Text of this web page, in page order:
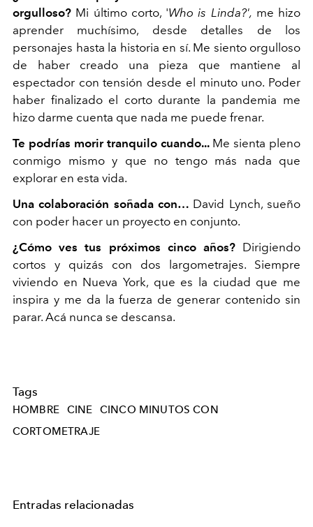
orgulloso? Mi último corto, 'Who is Linda?', me hizo
aprender muchísimo, desde detalles de los
personajes hasta la historia en sí. Me siento orgulloso
de haber creado una pieza que mantiene al
espectador con tensión desde el minuto uno. Poder
haber finalizado el corto durante la pandemia me
hizo darme cuenta que nada me puede frenar.
Te podrías morir tranquilo cuando... Me sienta pleno
conmigo mismo y que no tengo más nada que
explorar en esta vida.
Una colaboración soñada con… David Lynch, sueño
con poder hacer un proyecto en conjunto.
¿Cómo ves tus próximos cinco años? Dirigiendo
cortos y quizás con dos largometrajes. Siempre
viviendo en Nueva York, que es la ciudad que me
inspira y me da la fuerza de generar contenido sin
parar. Acá nunca se descansa.
Tags
HOMBRE CINE
CINCO MINUTOS CON
CORTOMETRAJE
Entradas relacionadas